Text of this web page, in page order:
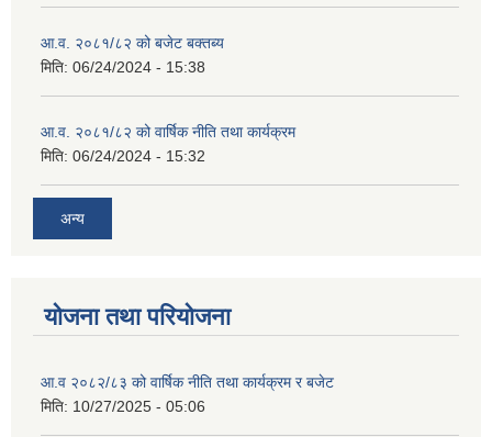
आ.व. २०८१/८२ को बजेट बक्तब्य
मिति: 06/24/2024 - 15:38
आ.व. २०८१/८२ को वार्षिक नीति तथा कार्यक्रम
मिति: 06/24/2024 - 15:32
अन्य
योजना तथा परियोजना
आ.व २०८२/८३ को वार्षिक नीति तथा कार्यक्रम र बजेट
मिति: 10/27/2025 - 05:06